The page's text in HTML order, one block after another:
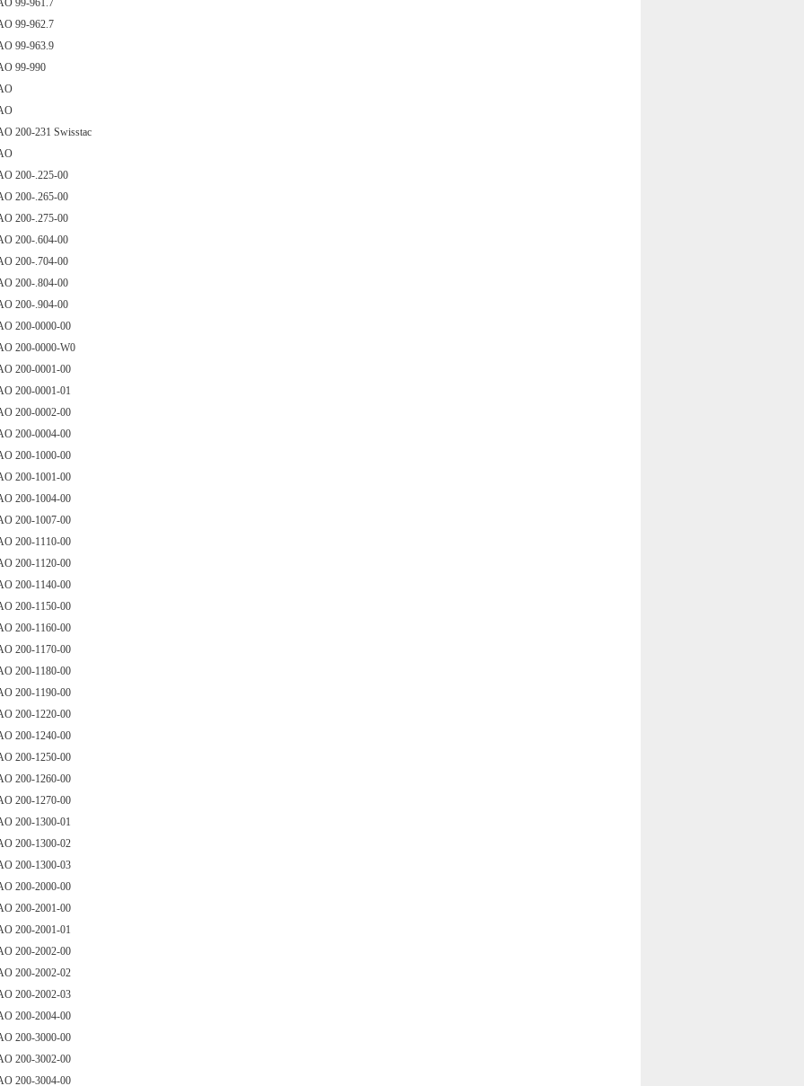
99-961.7
99-962.7
99-963.9
99-990
200-231 Swisstac
200-.225-00
200-.265-00
200-.275-00
200-.604-00
200-.704-00
200-.804-00
200-.904-00
200-0000-00
200-0000-W0
200-0001-00
200-0001-01
200-0002-00
200-0004-00
200-1000-00
200-1001-00
200-1004-00
200-1007-00
200-1110-00
200-1120-00
200-1140-00
200-1150-00
200-1160-00
200-1170-00
200-1180-00
200-1190-00
200-1220-00
200-1240-00
200-1250-00
200-1260-00
200-1270-00
200-1300-01
200-1300-02
200-1300-03
200-2000-00
200-2001-00
200-2001-01
200-2002-00
200-2002-02
200-2002-03
200-2004-00
200-3000-00
200-3002-00
200-3004-00